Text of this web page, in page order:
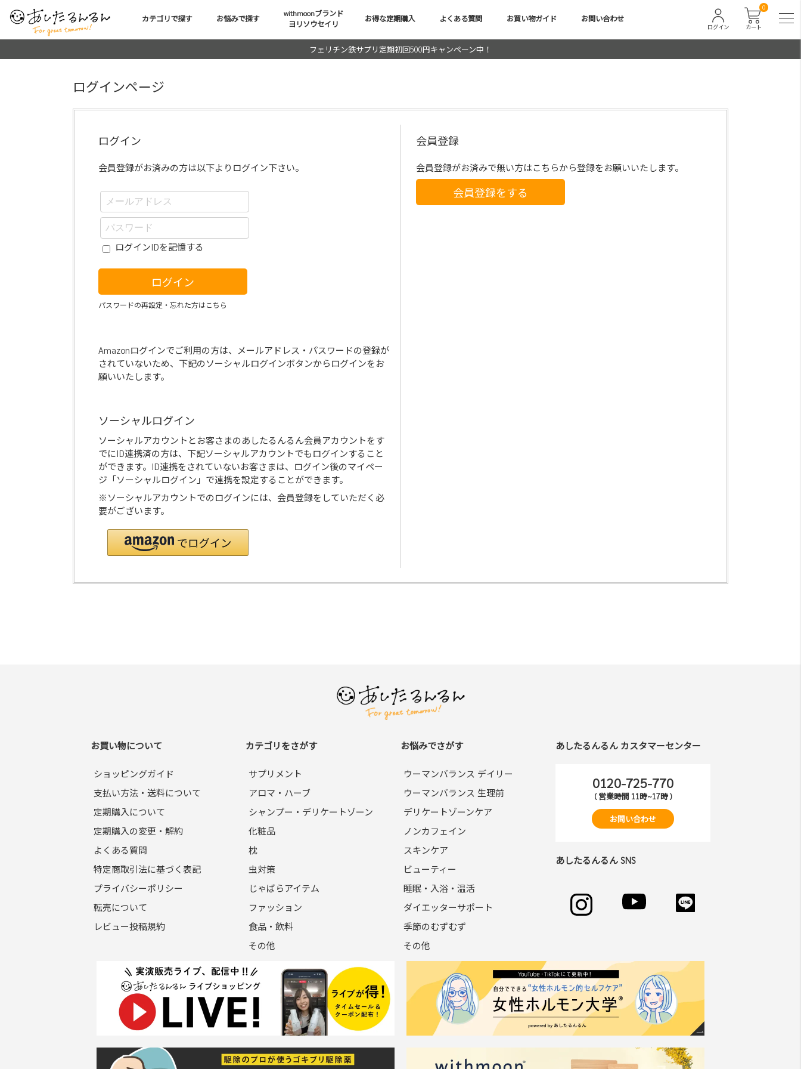
カテゴリで探す お悩みで探す
withmoonブランド
ヨリソウセイリ
お得な定期購入 よくある質問 お買い物ガイド お問い合わせ
カート
0
ログイン
フェリチン鉄サプリ定期初回500円キャンペーン中！
ログインページ
ログイン
会員登録がお済みの方は以下よりログイン下さい。
ログインIDを記憶する
ログイン
パスワードの再設定・忘れた方はこちら
Amazonログインでご利用の方は、メールアドレス・パスワードの登録が
されていないため、下記のソーシャルログインボタンからログインをお
願いいたします。
ソーシャルログイン
ソーシャルアカウントとお客さまのあしたるんるん会員アカウントをす
でにID連携済の方は、下記ソーシャルアカウントでもログインすること
ができます。ID連携をされていないお客さまは、ログイン後のマイペー
ジ「ソーシャルログイン」で連携を設定することができます。
※ソーシャルアカウントでのログインには、会員登録をしていただく必
要がございます。
会員登録
会員登録がお済みで無い方はこちらから登録をお願いいたします。
会員登録をする
お買い物について
ショッピングガイド
支払い方法・送料について
定期購入について
定期購入の変更・解約
よくある質問
特定商取引法に基づく表記
プライバシーポリシー
転売について
レビュー投稿規約
カテゴリをさがす
サプリメント
アロマ・ハーブ
シャンプー・デリケートゾーン
化粧品
枕
虫対策
じゃばらアイテム
ファッション
食品・飲料
その他
お悩みでさがす
ウーマンバランス デイリー
ウーマンバランス 生理前
デリケートゾーンケア
ノンカフェイン
スキンケア
ビューティー
睡眠・入浴・温活
ダイエッターサポート
季節のむずむず
その他
あしたるんるん カスタマーセンター
0120-725-770
( 営業時間 11時~17時 )
お問い合わせ
あしたるんるん SNS